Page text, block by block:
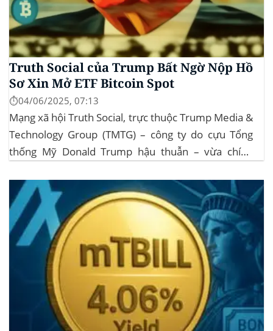
Truth Social của Trump Bất Ngờ Nộp Hồ
Sơ Xin Mở ETF Bitcoin Spot
⏱️04/06/2025, 07:13
Mạng xã hội Truth Social, trực thuộc Trump Media &
Technology Group (TMTG) – công ty do cựu Tổng
thống Mỹ Donald Trump hậu thuẫn – vừa chính
dịch Mỹ (SEC) để xin phê duyệt quỹ ETF Bitcoin...